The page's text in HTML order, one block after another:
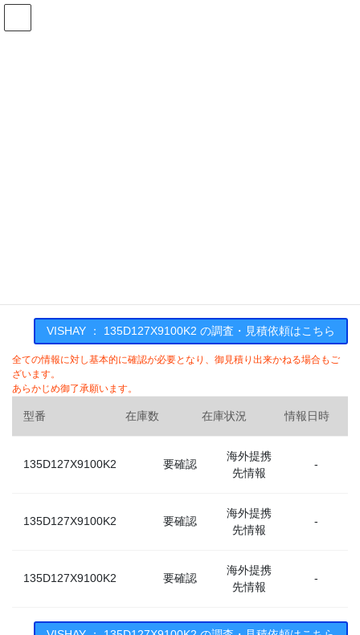
コ
ナ
VISHAY ： 135D127X9100K2 の調査・見積依頼はこちら
全ての情報に対し基本的に確認が必要となり、御見積り出来かねる場合もご
ざいます。
あらかじめ御了承願います。
型番 在庫数 在庫状況 情報日時
135D127X9100K2 要確認
海外提携
先情報
-
135D127X9100K2 要確認
海外提携
先情報
-
135D127X9100K2 要確認
海外提携
先情報
-